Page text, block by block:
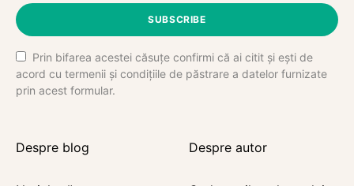
SUBSCRIBE
Prin bifarea acestei căsuțe confirmi că ai citit și ești de
acord cu termenii și condițiile de păstrare a datelor furnizate
prin acest formular.
Despre blog Despre autor